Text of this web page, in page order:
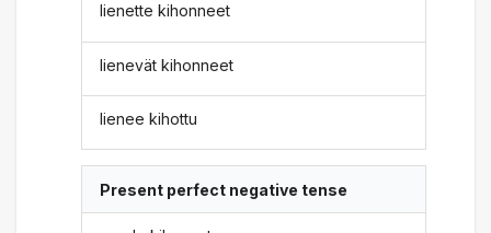
lienette kihonneet
lienevät kihonneet
lienee kihottu
Present perfect negative tense